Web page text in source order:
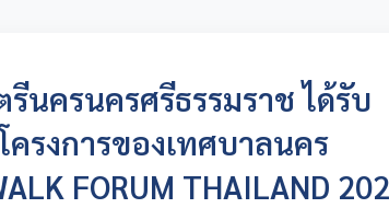
นครนครศรีธรรมราช ได้รับ
รงการของเทศบาลนคร
FORUM THAILAND